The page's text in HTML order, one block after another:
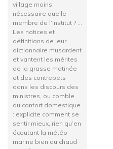
village moins
nécessaire que le
membre de l’Institut ? …
Les notices et
définitions de leur
dictionnaire musardent
et vantent les mérites
de la grasse matinée
et des contrepets
dans les discours des
ministres, ou comble
du confort domestique
: explicite comment se
sentir mieux, rien qu’en
écoutant la météo
marine bien au chaud